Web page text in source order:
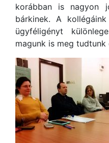
korábban is nagyon
bárkinek. A
ügyféligényt
magunk is meg tudtunk